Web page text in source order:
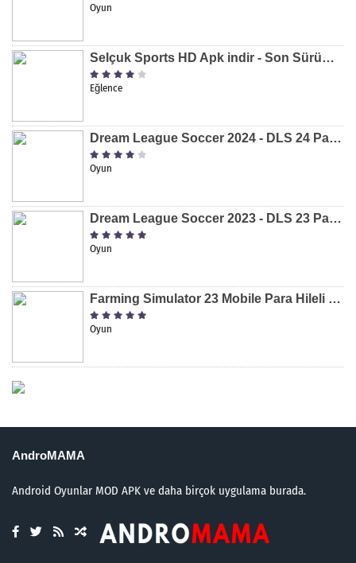
Oyun
Selçuk Sports HD Apk indir - Son Sürüm 2024 [2.0.1.9]
Eğlence
Dream League Soccer 2024 - DLS 24 Para Hileli MOD APK indir [v11.050]
Oyun
Dream League Soccer 2023 - DLS 23 Para Hileli MOD APK [v11.020]
Oyun
Farming Simulator 23 Mobile Para Hileli MOD APK indir [v0.0.0.8]
Oyun
AndroMAMA
Android Oyunlar MOD APK ve daha birçok uygulama burada.